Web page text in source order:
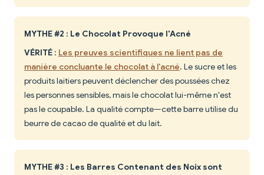
MYTHE #2 : Le Chocolat Provoque l'Acné
VÉRITÉ : Les preuves scientifiques ne lient pas de
manière concluante le chocolat à l'acné. Le sucre et les
produits laitiers peuvent déclencher des poussées chez
les personnes sensibles, mais le chocolat lui-même n'est
pas le coupable. La qualité compte—cette barre utilise du
beurre de cacao de qualité et du lait.
MYTHE #3 : Les Barres Contenant des Noix sont